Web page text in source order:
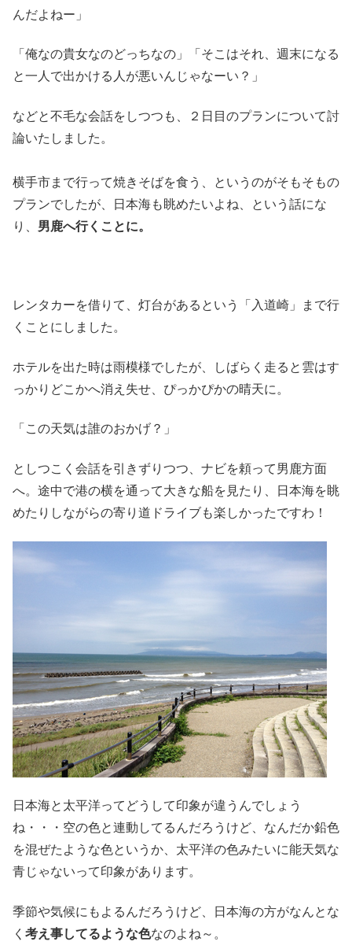
んだよねー」
「俺なの貴女なのどっちなの」「そこはそれ、週末になる
と一人で出かける人が悪いんじゃなーい？」
などと不毛な会話をしつつも、２日目のプランについて討
論いたしました。
横手市まで行って焼きそばを食う、というのがそもそもの
プランでしたが、日本海も眺めたいよね、という話にな
り、 男鹿へ行くことに。
レンタカーを借りて、灯台があるという「入道崎」まで行
くことにしました。
ホテルを出た時は雨模様でしたが、しばらく走ると雲はす
っかりどこかへ消え失せ、ぴっかぴかの晴天に。
「この天気は誰のおかげ？」
としつこく会話を引きずりつつ、ナビを頼って男鹿方面
へ。途中で港の横を通って大きな船を見たり、日本海を眺
めたりしながらの寄り道ドライブも楽しかったですわ！
日本海と太平洋ってどうして印象が違うんでしょう
ね・・・空の色と連動してるんだろうけど、なんだか鉛色
を混ぜたような色というか、太平洋の色みたいに能天気な
青じゃないって印象があります。
季節や気候にもよるんだろうけど、日本海の方がなんとな
く 考え事してるような色なのよね～。